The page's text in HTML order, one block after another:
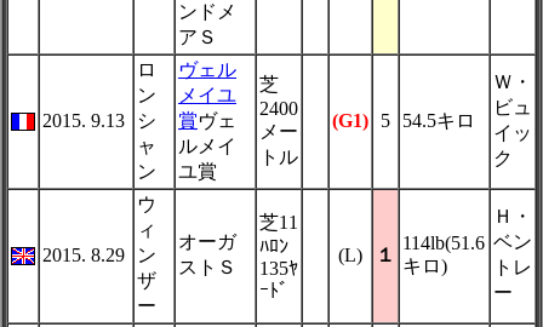
ンドメ
アＳ
2015. 9.13
ロ
ン
シ
ャ
ン
ヴェル
メイユ
賞ヴェ
ルメイ
ユ賞
芝
2400
メー
トル
(G1) 5 54.5キロ
Ｗ・
ビュ
イッ
ク
2015. 8.29
ウ
ィ
ン
ザ
ー
オーガ
ストＳ
芝11
ﾊﾛﾝ
135ﾔ
ｰﾄﾞ
(L) １
114lb(51.6
キロ)
Ｈ・
ベン
トレ
ー